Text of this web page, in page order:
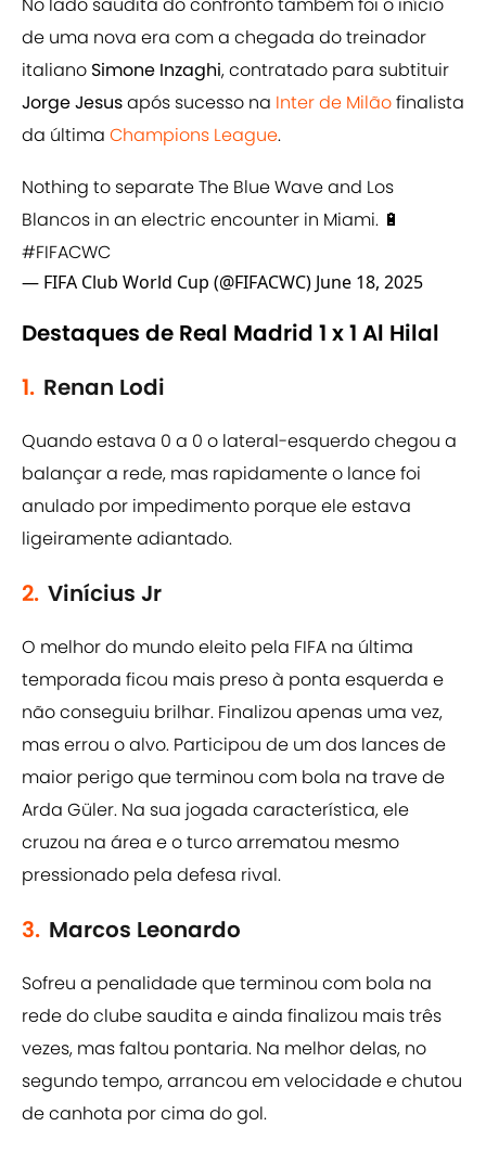
de uma nova era com a chegada do treinador
italiano Simone Inzaghi, contratado para subtituir
Jorge Jesusapós sucesso na Inter de Milãofinalista
da última Champions League.
Nothing to separate The Blue Wave and Los
Blancos in an electric encounter in Miami. 🔋
#FIFACWC
— FIFA Club World Cup (@FIFACWC) June 18, 2025
Destaques de Real Madrid 1 x 1 Al Hilal
1. Renan Lodi
Quando estava 0 a 0 o lateral-esquerdo chegou a
balançar a rede, mas rapidamente o lance foi
anulado por impedimento porque ele estava
ligeiramente adiantado.
2. Vinícius Jr
O melhor do mundo eleito pela FIFA na última
temporada ficou mais preso à ponta esquerda e
não conseguiu brilhar. Finalizou apenas uma vez,
mas errou o alvo. Participou de um dos lances de
maior perigo que terminou com bola na trave de
Arda Güler. Na sua jogada característica, ele
cruzou na área e o turco arrematou mesmo
pressionado pela defesa rival.
3. Marcos Leonardo
Sofreu a penalidade que terminou com bola na
rede do clube saudita e ainda finalizou mais três
vezes, mas faltou pontaria. Na melhor delas, no
segundo tempo, arrancou em velocidade e chutou
de canhota por cima do gol.